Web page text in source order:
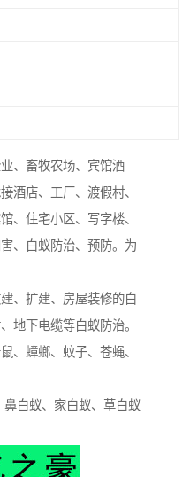
、畜牧农场、宾馆酒
酒店、工厂、渡假村、
、住宅小区、写字楼、
、白蚁防治、预防。为
、扩建、房屋装修的白
地下电缆等白蚁防治。
、蟑螂、蚊子、苍蝇、
白蚁、家白蚁、草白蚁